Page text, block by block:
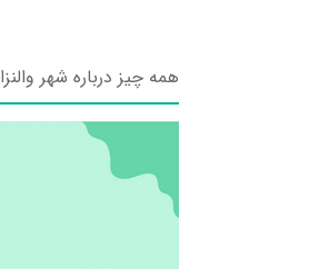
همه چیز درباره شهر والنزا